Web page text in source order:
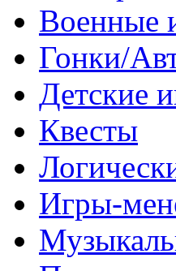
Военные
Гонки/
Детские
Квесты
Игры-